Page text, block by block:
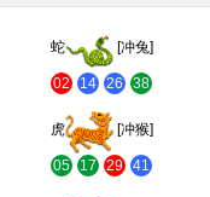
蛇 [冲兔]
02 14 26 38
虎 [冲猴]
05 17 29 41